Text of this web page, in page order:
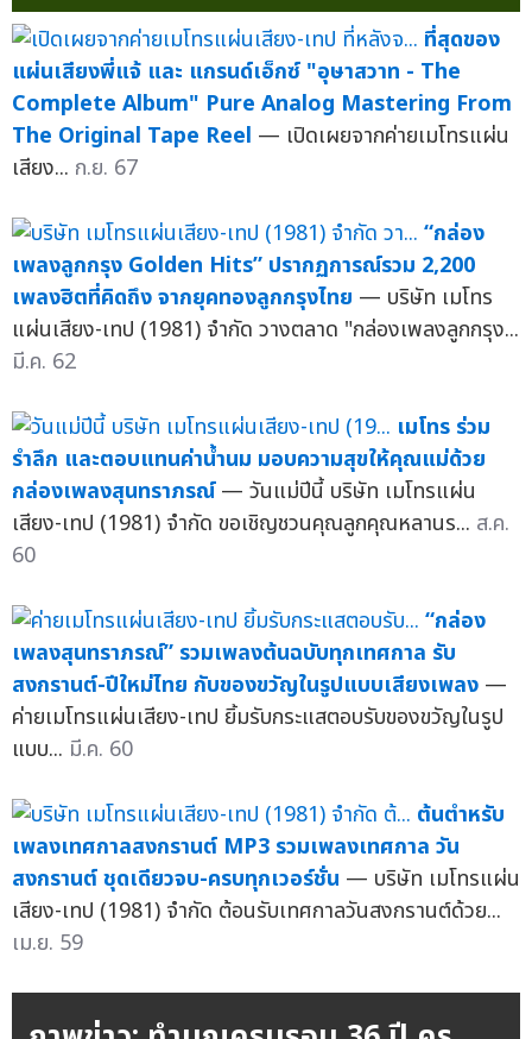
ที่สุดของ
แผ่นเสียงพี่แจ้ และ แกรนด์เอ็กซ์ "อุษาสวาท - The
Complete Album" Pure Analog Mastering From
The Original Tape Reel — เปิดเผยจากค่ายเมโทรแผ่น
เสียง... ก.ย. 67
“กล่อง
เพลงลูกกรุง Golden Hits” ปรากฏการณ์รวม 2,200
เพลงฮิตที่คิดถึง จากยุคทองลูกกรุงไทย — บริษัท เมโทร
แผ่นเสียง-เทป (1981) จำกัด วางตลาด "กล่องเพลงลูกกรุง...
มี.ค. 62
เมโทร ร่วม
รำลึก และตอบแทนค่าน้ำนม มอบความสุขให้คุณแม่ด้วย
กล่องเพลงสุนทราภรณ์ — วันแม่ปีนี้ บริษัท เมโทรแผ่น
เสียง-เทป (1981) จำกัด ขอเชิญชวนคุณลูกคุณหลานร... ส.ค.
60
“กล่อง
เพลงสุนทราภรณ์” รวมเพลงต้นฉบับทุกเทศกาล รับ
สงกรานต์-ปีใหม่ไทย กับของขวัญในรูปแบบเสียงเพลง —
ค่ายเมโทรแผ่นเสียง-เทป ยิ้มรับกระแสตอบรับของขวัญในรูป
แบบ... มี.ค. 60
ต้นตำหรับ
เพลงเทศกาลสงกรานต์ MP3 รวมเพลงเทศกาล วัน
สงกรานต์ ชุดเดียวจบ-ครบทุกเวอร์ชั่น — บริษัท เมโทรแผ่น
เสียง-เทป (1981) จำกัด ต้อนรับเทศกาลวันสงกรานต์ด้วย...
เม.ย. 59